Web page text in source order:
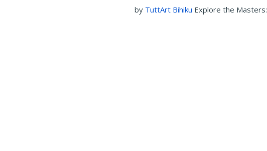
by TuttArt Bihiku Explore the Masters: